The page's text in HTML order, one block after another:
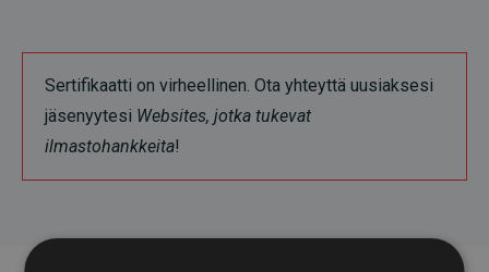
Sertifikaatti on virheellinen. Ota yhteyttä uusiaksesi
jäsenyytesi Websites, jotka tukevat
ilmastohankkeita!